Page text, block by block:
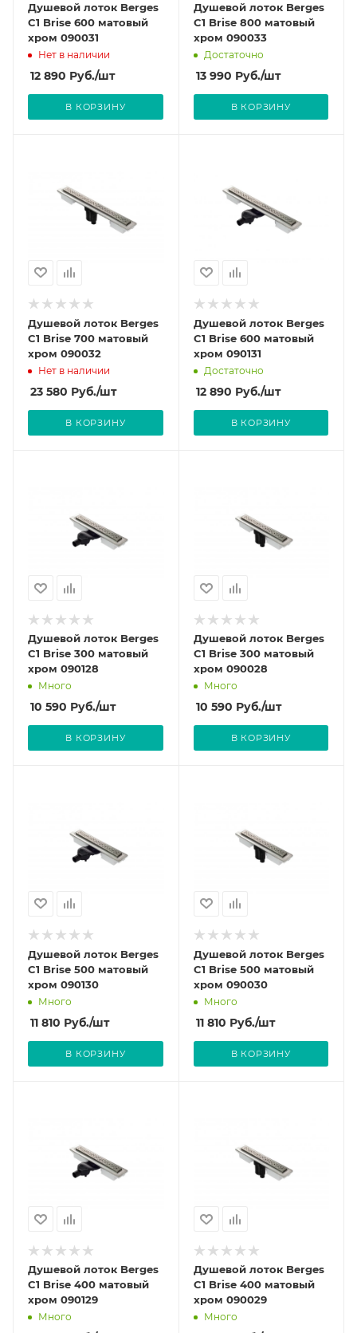
Душевой лоток Berges
C1 Brise 600 матовый
хром 090031
Нет в наличии
12 890 Руб./шт
В КОРЗИНУ
Душевой лоток Berges
C1 Brise 800 матовый
хром 090033
Достаточно
13 990 Руб./шт
В КОРЗИНУ
Душевой лоток Berges
C1 Brise 700 матовый
хром 090032
Нет в наличии
23 580 Руб./шт
В КОРЗИНУ
Душевой лоток Berges
C1 Brise 600 матовый
хром 090131
Достаточно
12 890 Руб./шт
В КОРЗИНУ
Душевой лоток Berges
C1 Brise 300 матовый
хром 090128
Много
10 590 Руб./шт
В КОРЗИНУ
Душевой лоток Berges
C1 Brise 300 матовый
хром 090028
Много
10 590 Руб./шт
В КОРЗИНУ
Душевой лоток Berges
C1 Brise 500 матовый
хром 090130
Много
11 810 Руб./шт
В КОРЗИНУ
Душевой лоток Berges
C1 Brise 500 матовый
хром 090030
Много
11 810 Руб./шт
В КОРЗИНУ
Душевой лоток Berges
C1 Brise 400 матовый
хром 090129
Много
Душевой лоток Berges
C1 Brise 400 матовый
хром 090029
Много